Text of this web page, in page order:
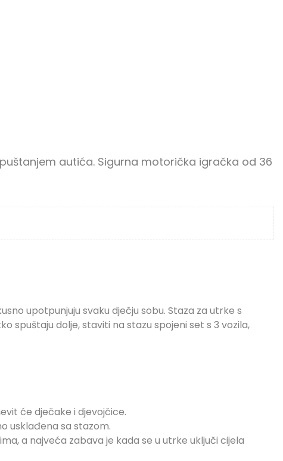
autića. Sigurna motorička igračka od 36
upotpunjuju svaku dječju sobu. Staza za utrke s
spuštaju dolje, staviti na stazu spojeni set s 3 vozila,
će dječake i djevojčice.
usklađena sa stazom.
a najveća zabava je kada se u utrke uključi cijela